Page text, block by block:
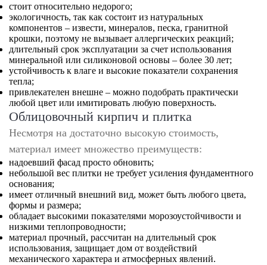
стоит относительно недорого;
экологичность, так как состоит из натуральных
компонентов – извести, минералов, песка, гранитной
крошки, поэтому не вызывает аллергических реакций;
длительный срок эксплуатации за счет использования
минеральной или силиконовой основы – более 30 лет;
устойчивость к влаге и высокие показатели сохранения
тепла;
привлекателен внешне – можно подобрать практически
любой цвет или имитировать любую поверхность.
Облицовочный кирпич и плитка
Несмотря на достаточно высокую стоимость,
материал имеет множество преимуществ:
надоевший фасад просто обновить;
небольшой вес плитки не требует усиления фундаментного
основания;
имеет отличный внешний вид, может быть любого цвета,
формы и размера;
обладает высокими показателями морозоустойчивости и
низкими теплопроводности;
материал прочный, рассчитан на длительный срок
использования, защищает дом от воздействий
механического характера и атмосферных явлений.